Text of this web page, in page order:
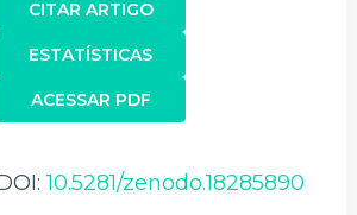
CITAR ARTIGO
ACESSAR PDF
ESTATÍSTICAS
10.5281/zenodo.18285890